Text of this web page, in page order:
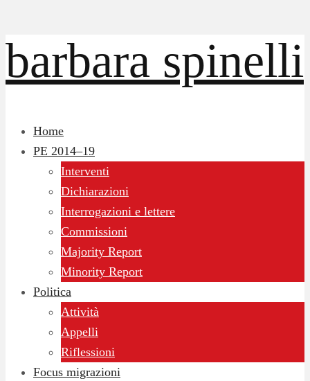
barbara spinelli
Home
PE 2014–19
Interventi
Dichiarazioni
Interrogazioni e lettere
Commissioni
Majority Report
Minority Report
Politica
Attività
Appelli
Riflessioni
Focus migrazioni